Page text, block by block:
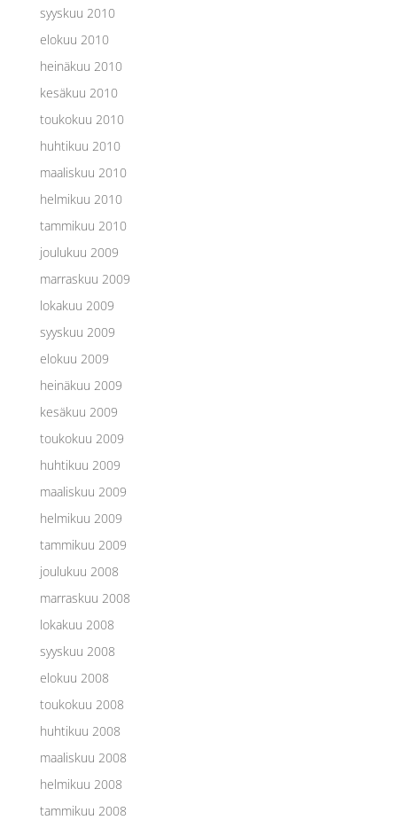
syyskuu 2010
elokuu 2010
heinäkuu 2010
kesäkuu 2010
toukokuu 2010
huhtikuu 2010
maaliskuu 2010
helmikuu 2010
tammikuu 2010
joulukuu 2009
marraskuu 2009
lokakuu 2009
syyskuu 2009
elokuu 2009
heinäkuu 2009
kesäkuu 2009
toukokuu 2009
huhtikuu 2009
maaliskuu 2009
helmikuu 2009
tammikuu 2009
joulukuu 2008
marraskuu 2008
lokakuu 2008
syyskuu 2008
elokuu 2008
toukokuu 2008
huhtikuu 2008
maaliskuu 2008
helmikuu 2008
tammikuu 2008